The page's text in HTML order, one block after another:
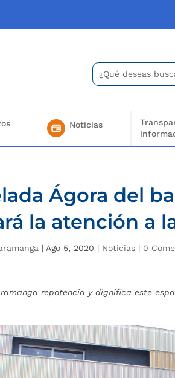
Buscar:
Search
for...
Noticias
Ágora del
la atención a
| Ago 5, 2020 | Noticias | 0
repotencia y dignifica este